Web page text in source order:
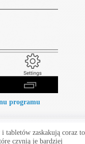
programu
tabletów zaskakują coraz to
czynią je bardziej